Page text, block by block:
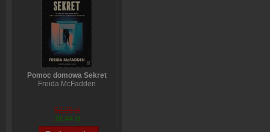
Pomoc domowa Sekret
Freida McFadden
52,25 zł
39,44 zł